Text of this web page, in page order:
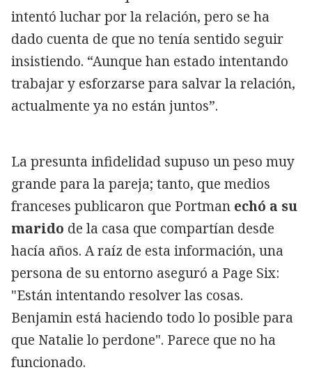
intentó luchar por la relación, pero se ha
dado cuenta de que no tenía sentido seguir
insistiendo. “Aunque han estado intentando
trabajar y esforzarse para salvar la relación,
actualmente ya no están juntos”.
La presunta infidelidad supuso un peso muy
grande para la pareja; tanto, que medios
franceses publicaron que Portman echó a su
marido de la casa que compartían desde
hacía años. A raíz de esta información, una
persona de su entorno aseguró a Page Six:
"Están intentando resolver las cosas.
Benjamin está haciendo todo lo posible para
que Natalie lo perdone". Parece que no ha
funcionado.